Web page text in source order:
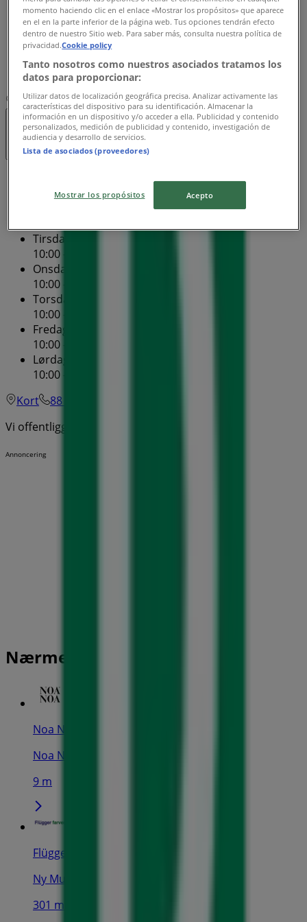
10:00 - 20:00
Fredag
10:00 - 20:00
Lørdag
10:00 - 17:00
Kort
88 80 91 50
Lukket
10:00 - 17:00
Tirsdag
10:00 - 20:00
Onsdag
10:00 - 20:00
Torsdag
10:00 - 20:00
Fredag
10:00 - 20:00
Lørdag
10:00 - 17:00
Kort
88 80 91 50
Vi offentliggør snart tilbud fra Deichmann
Annoncering
Nærmeste butikker
Noa Noa
Noa Noa miniature, Aabenraa
9 m
Flügger
Ny Munkegade 5, Århus
301 m
momento haciendo clic en el enlace «Mostrar los propósitos» que aparece
en el en la parte inferior de la página web. Tus opciones tendrán efecto
dentro de nuestro Sitio web. Para saber más, consulta nuestra política de
privacidad.Cookie policy
Tanto nosotros como nuestros asociados tratamos los
datos para proporcionar:
Utilizar datos de localización geográfica precisa. Analizar activamente las
características del dispositivo para su identificación. Almacenar la
información en un dispositivo y/o acceder a ella. Publicidad y contenido
personalizados, medición de publicidad y contenido, investigación de
audiencia y desarrollo de servicios.
Lista de asociados (proveedores)
Mostrar los propósitos Acepto